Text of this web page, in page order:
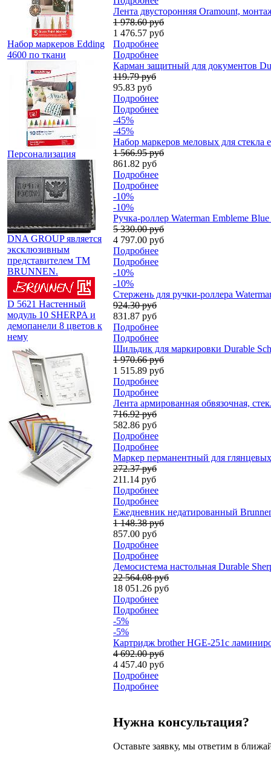
Набор маркеров Edding
4600 по ткани
Персонализация
DNA GROUP является
эксклюзивным
представителем TM
BRUNNEN.
D 5621 Настенный
модуль 10 SHERPA и
демопанели 8 цветов к
нему
Лента двусторонняя Oramount,
1 978.60 руб
1 476.57 руб
Подробнее
Подробнее
Карман защитный для документов
119.79 руб
95.83 руб
Подробнее
Подробнее
-45%
-45%
Набор маркеров меловых для стекла
1 566.95 руб
861.82 руб
Подробнее
Подробнее
-10%
-10%
Ручка-роллер Waterman Embleme
5 330.00 руб
4 797.00 руб
Подробнее
Подробнее
-10%
-10%
Стержень для ручки-роллера
924.30 руб
831.87 руб
Подробнее
Подробнее
Шильдик для маркировки Durable
1 970.66 руб
1 515.89 руб
Подробнее
Подробнее
Лента армированная обвязочная,
716.92 руб
582.86 руб
Подробнее
Подробнее
Мaркер перманентный для
272.37 руб
211.14 руб
Подробнее
Подробнее
Ежедневник недатированный
1 148.38 руб
857.00 руб
Подробнее
Подробнее
Демосистема настольная Durable
22 564.08 руб
18 051.26 руб
Подробнее
Подробнее
-5%
-5%
Картридж brother HGE-251с
4 692.00 руб
4 457.40 руб
Подробнее
Подробнее
Нужна консультация?
Оставьте заявку, мы ответим в